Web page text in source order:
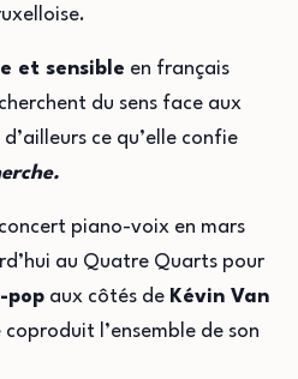
et sensible en français
du sens face aux
d’ailleurs ce qu’elle confie
piano-voix en mars
au Quatre Quarts pour
pop aux côtés de Kévin Van
coproduit l’ensemble de son